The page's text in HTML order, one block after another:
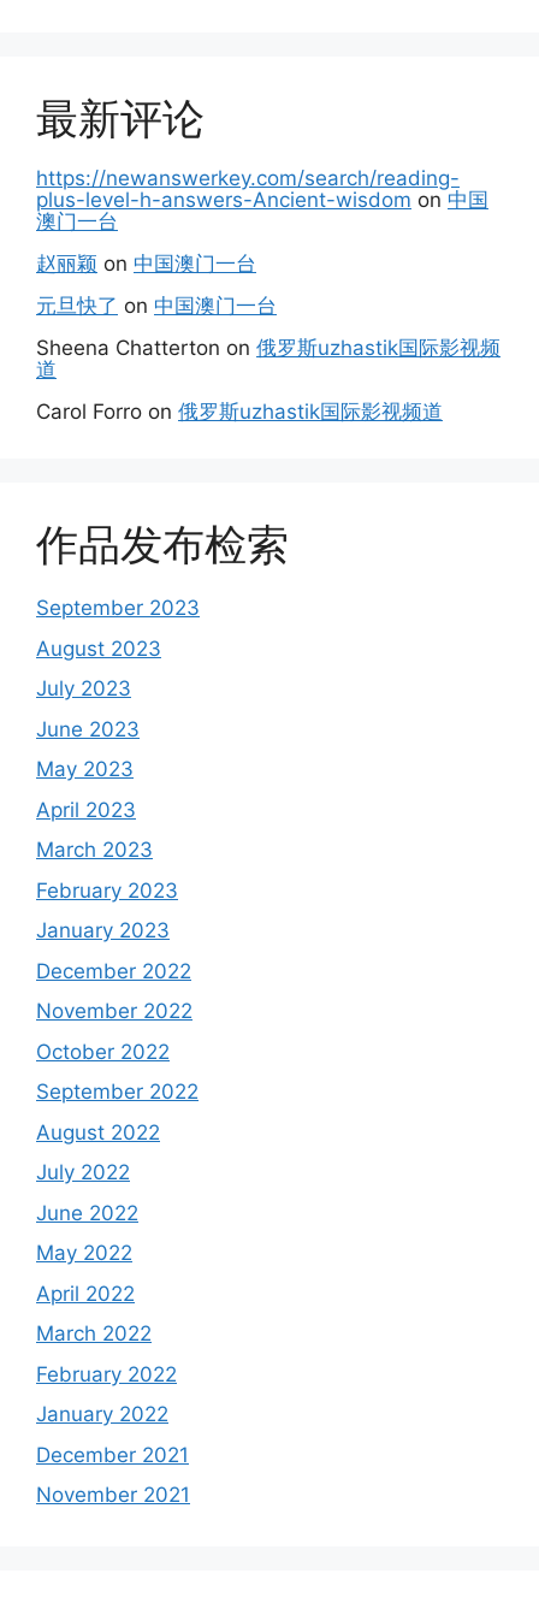
最新评论
https://newanswerkey.com/search/reading-
plus-level-h-answers-Ancient-wisdom on 中国
澳门一台
赵丽颖 on 中国澳门一台
元旦快了 on 中国澳门一台
Sheena Chatterton on 俄罗斯uzhastik国际影视频
道
Carol Forro on 俄罗斯uzhastik国际影视频道
作品发布检索
September 2023
August 2023
July 2023
June 2023
May 2023
April 2023
March 2023
February 2023
January 2023
December 2022
November 2022
October 2022
September 2022
August 2022
July 2022
June 2022
May 2022
April 2022
March 2022
February 2022
January 2022
December 2021
November 2021